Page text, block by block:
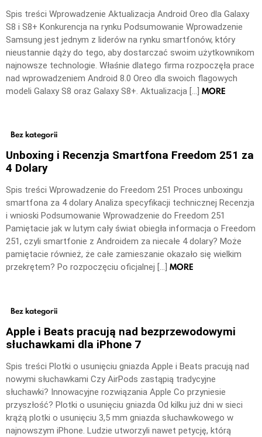
Spis treści Wprowadzenie Aktualizacja Android Oreo dla Galaxy
S8 i S8+ Konkurencja na rynku Podsumowanie Wprowadzenie
Samsung jest jednym z liderów na rynku smartfonów, który
nieustannie dąży do tego, aby dostarczać swoim użytkownikom
najnowsze technologie. Właśnie dlatego firma rozpoczęła prace
nad wprowadzeniem Android 8.0 Oreo dla swoich flagowych
modeli Galaxy S8 oraz Galaxy S8+. Aktualizacja […] MORE
Bez kategorii
Unboxing i Recenzja Smartfona Freedom 251 za
4 Dolary
Spis treści Wprowadzenie do Freedom 251 Proces unboxingu
smartfona za 4 dolary Analiza specyfikacji technicznej Recenzja
i wnioski Podsumowanie Wprowadzenie do Freedom 251
Pamiętacie jak w lutym cały świat obiegła informacja o Freedom
251, czyli smartfonie z Androidem za niecałe 4 dolary? Może
pamiętacie również, że całe zamieszanie okazało się wielkim
przekrętem? Po rozpoczęciu oficjalnej […] MORE
Bez kategorii
Apple i Beats pracują nad bezprzewodowymi
słuchawkami dla iPhone 7
Spis treści Plotki o usunięciu gniazda Apple i Beats pracują nad
nowymi słuchawkami Czy AirPods zastąpią tradycyjne
słuchawki? Innowacyjne rozwiązania Apple Co przyniesie
przyszłość? Plotki o usunięciu gniazda Od kilku już dni w sieci
krążą plotki o usunięciu 3,5 mm gniazda słuchawkowego w
najnowszym iPhone. Ludzie utworzyli nawet petycję, którą